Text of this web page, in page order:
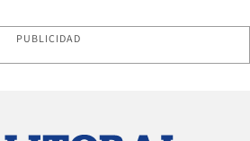
PUBLICIDAD